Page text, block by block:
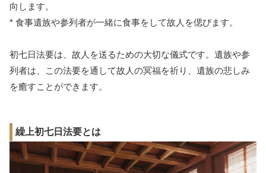
向します。
* 食事遺族や参列者が一緒に食事をして故人を偲びます。
初七日法要は、故人を送るための大切な儀式です。遺族や参
列者は、この法要を通して故人の冥福を祈り、遺族の悲しみ
を癒すことができます。
繰上初七日法要とは